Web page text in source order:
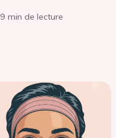
9 min de lecture